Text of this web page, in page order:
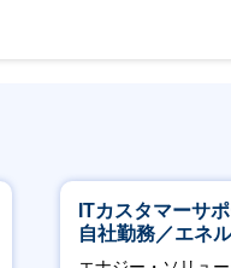
ITカスタマーサ
自社勤務／エネ
につきます】